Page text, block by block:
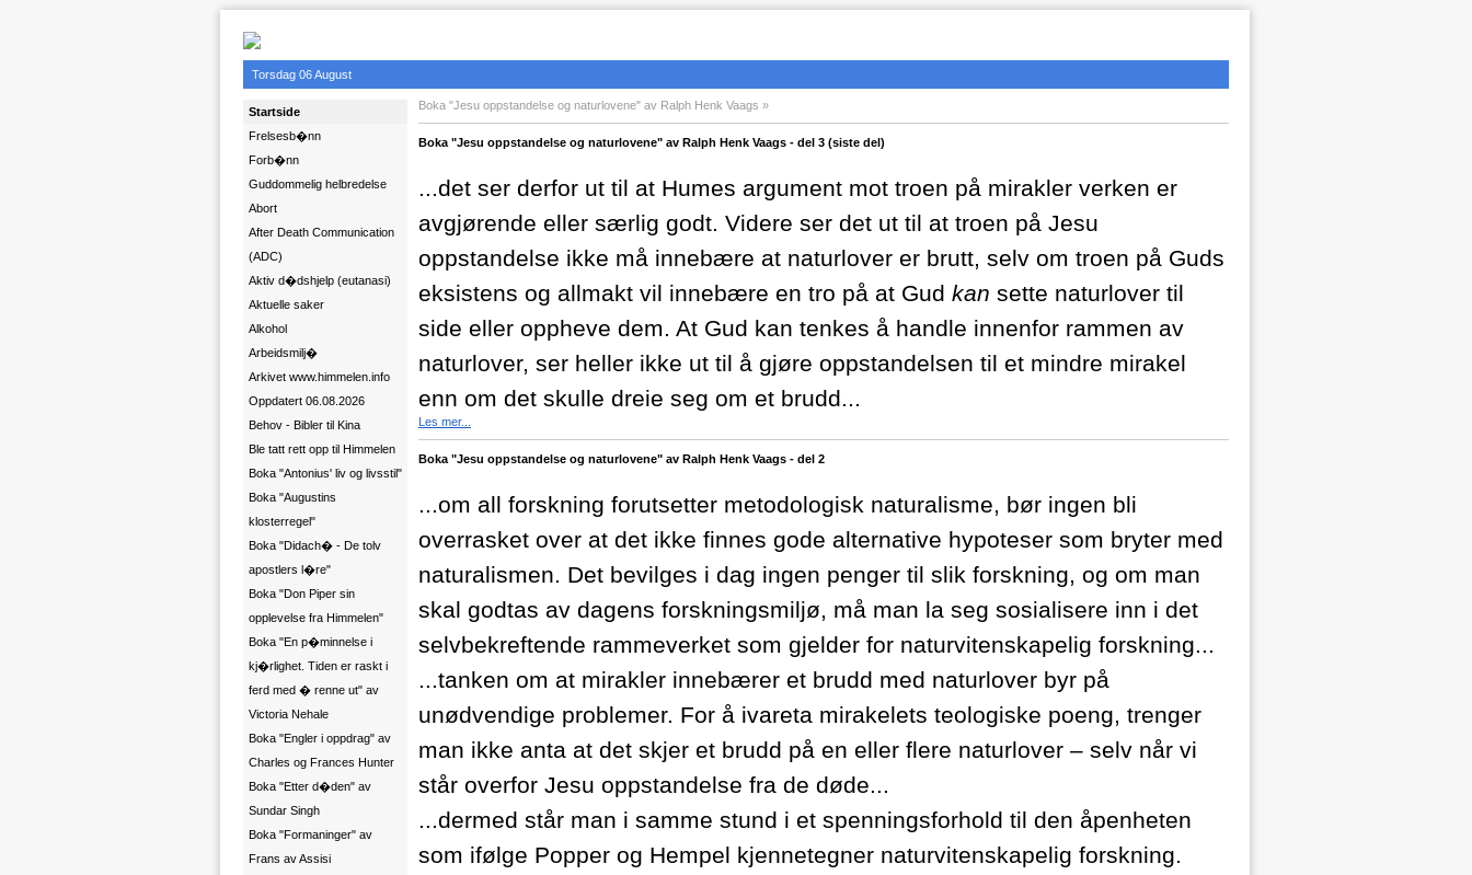
Torsdag 06 August
Startside
Frelsesb�nn
Forb�nn
Guddommelig helbredelse
Abort
After Death Communication
(ADC)
Aktiv d�dshjelp (eutanasi)
Aktuelle saker
Alkohol
Arbeidsmilj�
Arkivet www.himmelen.info
Oppdatert 06.08.2026
Behov - Bibler til Kina
Ble tatt rett opp til Himmelen
Boka "Antonius' liv og livsstil"
Boka "Augustins
klosterregel"
Boka "Didach� - De tolv
apostlers l�re"
Boka "Don Piper sin
opplevelse fra Himmelen"
Boka "En p�minnelse i
kj�rlighet. Tiden er raskt i
ferd med � renne ut" av
Victoria Nehale
Boka "Engler i oppdrag" av
Charles og Frances Hunter
Boka "Etter d�den" av
Sundar Singh
Boka "Formaninger" av
Frans av Assisi
Boka "Jesu oppstandelse og naturlovene" av Ralph Henk Vaags
Boka "Jesu oppstandelse og naturlovene" av Ralph Henk Vaags - del 3 (siste del)
...det ser derfor ut til at Humes argument mot troen på mirakler verken er
avgjørende eller særlig godt. Videre ser det ut til at troen på Jesu
oppstandelse ikke må innebære at naturlover er brutt, selv om troen på Guds
eksistens og allmakt vil innebære en tro på at Gud kan sette naturlover til
side eller oppheve dem. At Gud kan tenkes å handle innenfor rammen av
naturlover, ser heller ikke ut til å gjøre oppstandelsen til et mindre mirakel
enn om det skulle dreie seg om et brudd...
Les mer...
Boka "Jesu oppstandelse og naturlovene" av Ralph Henk Vaags - del 2
...om all forskning forutsetter metodologisk naturalisme, bør ingen bli
overrasket over at det ikke finnes gode alternative hypoteser som bryter med
naturalismen. Det bevilges i dag ingen penger til slik forskning, og om man
skal godtas av dagens forskningsmiljø, må man la seg sosialisere inn i det
selvbekreftende rammeverket som gjelder for naturvitenskapelig forskning...
...tanken om at mirakler innebærer et brudd med naturlover byr på
unødvendige problemer. For å ivareta mirakelets teologiske poeng, trenger
man ikke anta at det skjer et brudd på en eller flere naturlover – selv når vi
står overfor Jesu oppstandelse fra de døde...
...dermed står man i samme stund i et spenningsforhold til den åpenheten
som ifølge Popper og Hempel kjennetegner naturvitenskapelig forskning.